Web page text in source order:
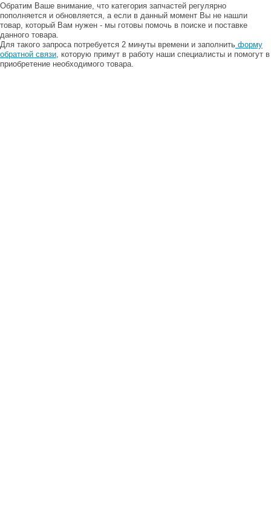
Обратим Ваше внимание, что категория запчастей регулярно
пополняется и обновляется, а если в данный момент Вы не нашли
товар, который Вам нужен - мы готовы помочь в поиске и поставке
данного товара.
Для такого запроса потребуется 2 минуты времени и заполнить форму
обратной связи , которую примут в работу наши специалисты и помогут в
приобретение необходимого товара.